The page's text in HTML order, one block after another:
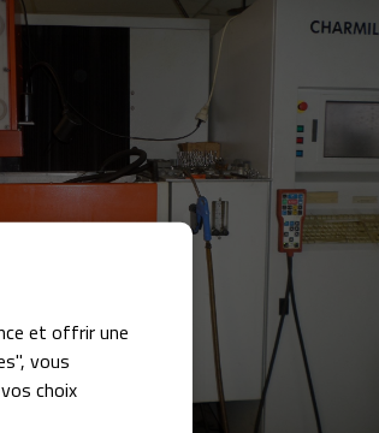
et offrir une
vous
choix